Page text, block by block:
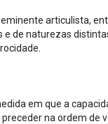
articulista,
de naturezas
em que a
na ordem de